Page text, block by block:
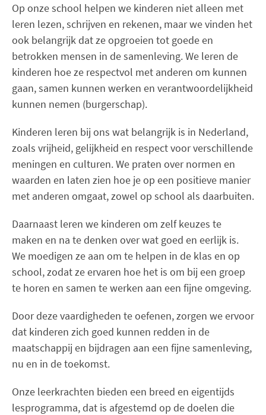
Op onze school helpen we kinderen niet alleen met
leren lezen, schrijven en rekenen, maar we vinden het
ook belangrijk dat ze opgroeien tot goede en
betrokken mensen in de samenleving. We leren de
kinderen hoe ze respectvol met anderen om kunnen
gaan, samen kunnen werken en verantwoordelijkheid
kunnen nemen (burgerschap).
Kinderen leren bij ons wat belangrijk is in Nederland,
zoals vrijheid, gelijkheid en respect voor verschillende
meningen en culturen. We praten over normen en
waarden en laten zien hoe je op een positieve manier
met anderen omgaat, zowel op school als daarbuiten.
Daarnaast leren we kinderen om zelf keuzes te
maken en na te denken over wat goed en eerlijk is.
We moedigen ze aan om te helpen in de klas en op
school, zodat ze ervaren hoe het is om bij een groep
te horen en samen te werken aan een fijne omgeving.
Door deze vaardigheden te oefenen, zorgen we ervoor
dat kinderen zich goed kunnen redden in de
maatschappij en bijdragen aan een fijne samenleving,
nu en in de toekomst.
Onze leerkrachten bieden een breed en eigentijds
lesprogramma, dat is afgestemd op de doelen die